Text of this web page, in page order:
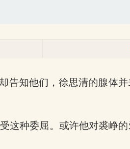
告知他们，徐思清的腺体
这种委屈。或许他对裘峥